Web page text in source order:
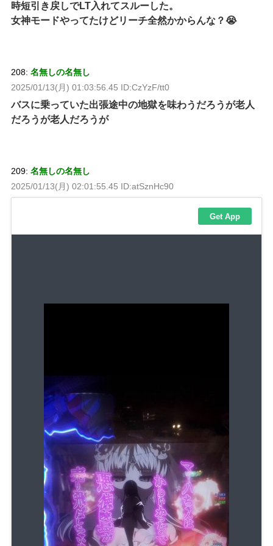
時短引き戻しでLT入れてスルーした。
女神モードやってたけどリーチ全然かからんな？😭
208: 名無しの名無し
2025/01/13(月) 01:03:56.45 ID:CzYzF/tt0
バスに乗っていた出張途中の地獄を味わうだろうが老人
だろうが老人だろうが
209: 名無しの名無し
2025/01/13(月) 02:01:55.45 ID:atSznHc90